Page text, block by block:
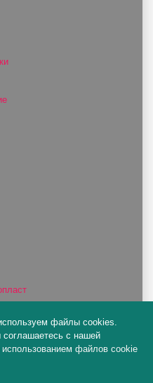
файлы cookies.
соглашаетесь с нашей
использованием файлов cookie